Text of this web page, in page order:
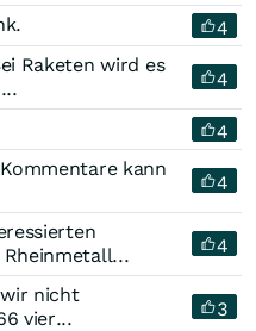
4
Raketen wird es
4
4
kann
4
Rheinmetall...
4
nicht
vier...
3